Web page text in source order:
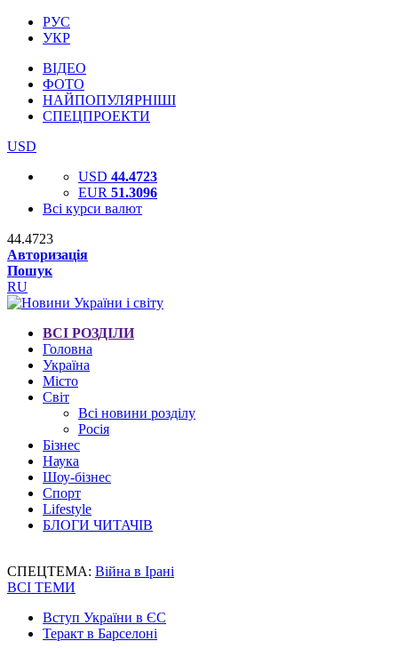
РУС
УКР
ВІДЕО
ФОТО
НАЙПОПУЛЯРНІШІ
СПЕЦПРОЕКТИ
USD
USD 44.4723
EUR 51.3096
Всі курси валют
44.4723
Авторизація
Пошук
RU
ВСІ РОЗДІЛИ
Головна
Україна
Місто
Світ
Всі новини розділу
Росія
Бізнес
Наука
Шоу-бізнес
Спорт
Lifestyle
БЛОГИ ЧИТАЧІВ
СПЕЦТЕМА: Війна в Ірані
ВСІ ТЕМИ
Вступ України в ЄС
Теракт в Барселоні